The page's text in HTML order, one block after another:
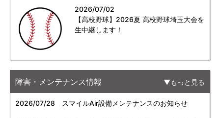
2026/07/02
【高校野球】2026夏 高校野球埼玉大会を
生中継します！
障害・メンテナンス情報 もっと見る
2026/07/28 スマイルAir設備メンテナンスのお知らせ